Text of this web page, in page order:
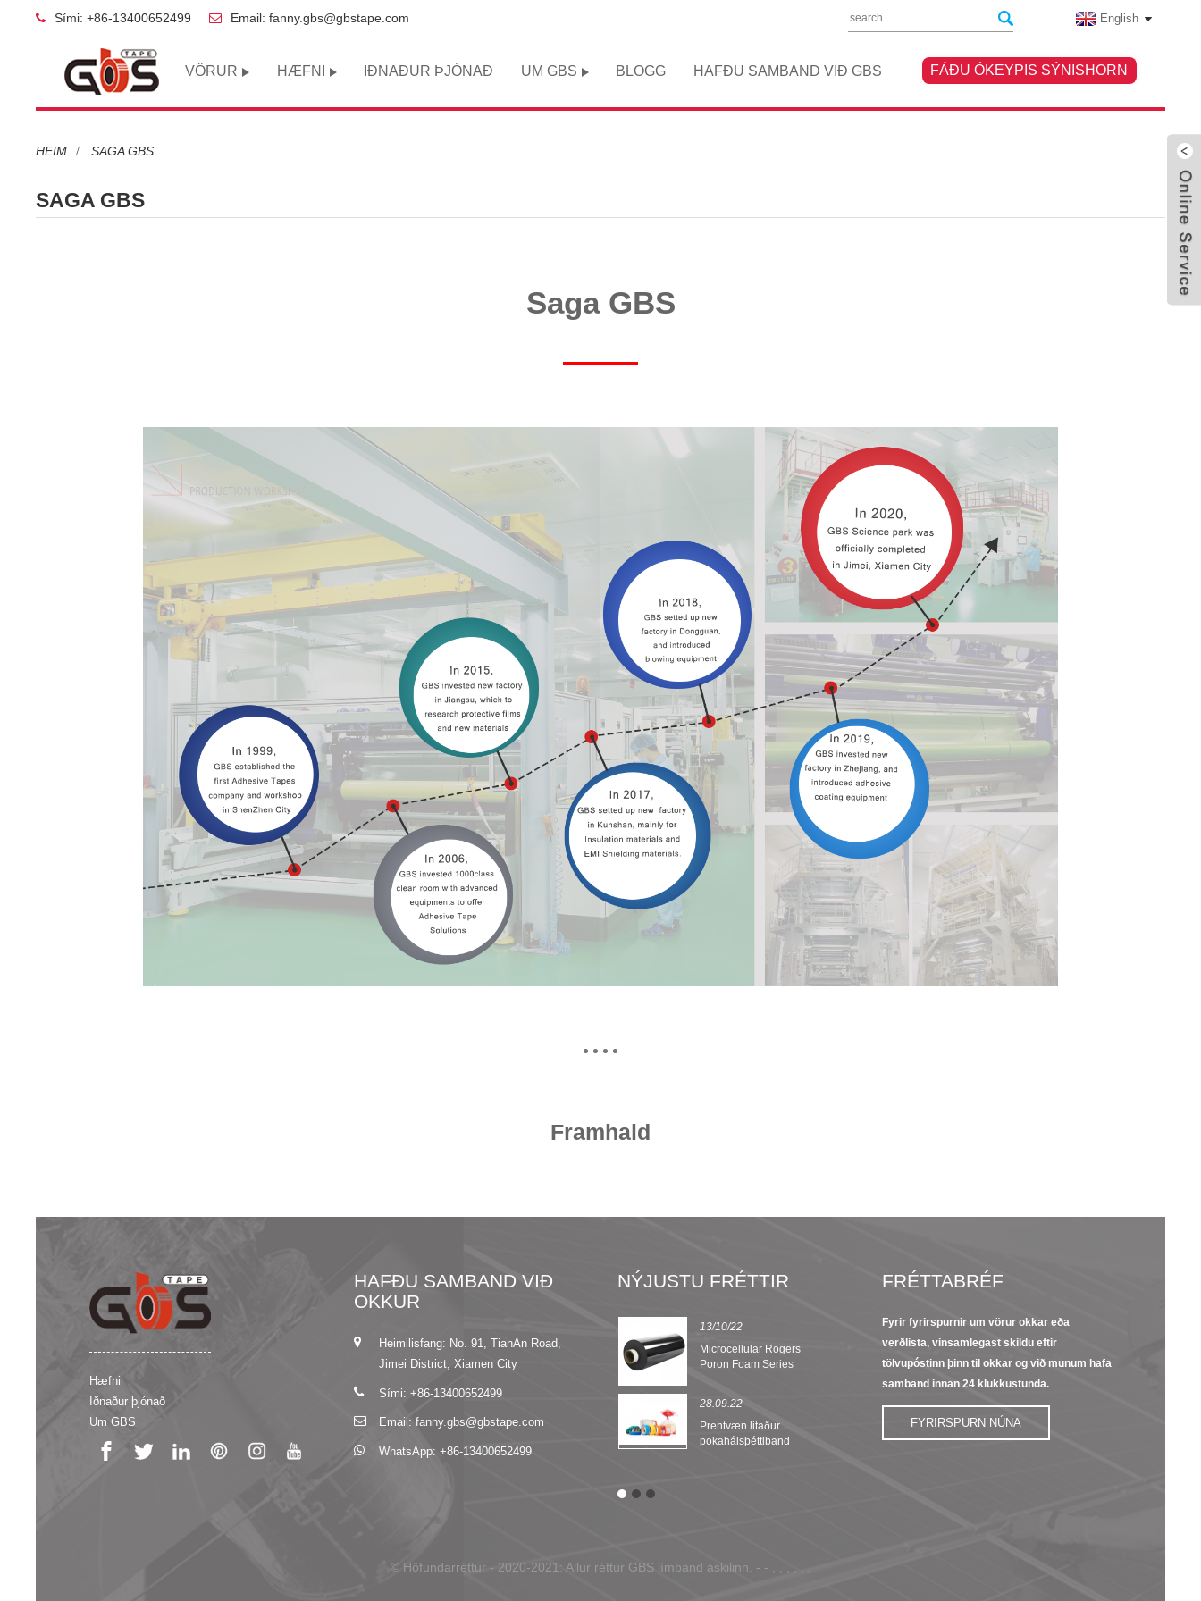
Sími: +86-13400652499 Email: fanny.gbs@gbstape.com English
VÖRUR HÆFNI IÐNAÐUR ÞJÓNAÐ UM GBS BLOGG HAFÐU SAMBAND VIÐ GBS FÁÐU ÓKEYPIS SÝNISHORN
HEIM SAGA GBS
SAGA GBS
Saga GBS
Framhald
Hæfni
Iðnaður þjónað
Um GBS
HAFÐU SAMBAND VIÐ
OKKUR
Heimilisfang: No. 91, TianAn Road,
Jimei District, Xiamen City
Sími: +86-13400652499
Email: fanny.gbs@gbstape.com
WhatsApp: +86-13400652499
NÝJUSTU FRÉTTIR
8 eiginleikar Nomex
einangrunarpappírs
13/10/22
Microcellular Rogers
Poron Foam Series
28.09.22
Prentvæn litaður
pokahálsþéttiband
23.09.22
Nokkur stutt kynning
á Kapton Polyimi...
15.09.22
Dupont Nomex
Paper 400 Series
FRÉTTABRÉF
Fyrir fyrirspurnir um vörur okkar eða
verðlista, vinsamlegast skildu eftir
tölvupóstinn þinn til okkar og við munum hafa
samband innan 24 klukkustunda.
FYRIRSPURN NÚNA
© Höfundarréttur - 2020-2021: Allur réttur GBS límband áskilinn. - - , , , , , ,